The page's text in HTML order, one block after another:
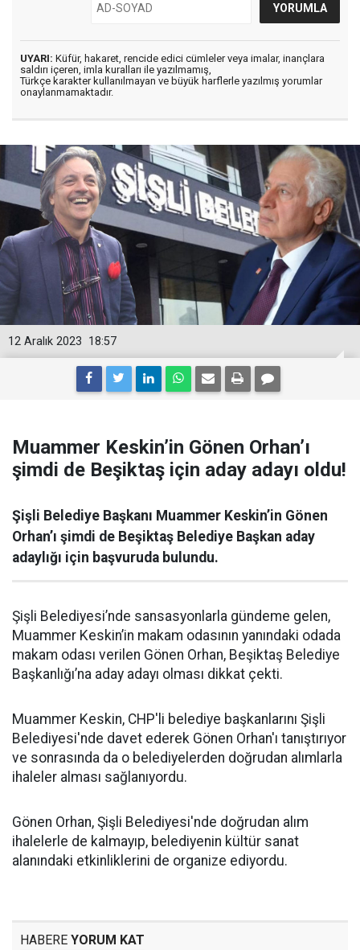
UYARI: Küfür, hakaret, rencide edici cümleler veya imalar, inançlara
saldırı içeren, imla kuralları ile yazılmamış,
Türkçe karakter kullanılmayan ve büyük harflerle yazılmış yorumlar
onaylanmamaktadır.
18:57
12 Aralık 2023
Muammer Keskin’in Gönen Orhan’ı
şimdi de Beşiktaş için aday adayı oldu!
Şişli Belediye Başkanı Muammer Keskin’in Gönen
Orhan’ı şimdi de Beşiktaş Belediye Başkan aday
adaylığı için başvuruda bulundu.
Şişli Belediyesi’nde sansasyonlarla gündeme gelen,
Muammer Keskin’in makam odasının yanındaki odada
makam odası verilen Gönen Orhan, Beşiktaş Belediye
Başkanlığı’na aday adayı olması dikkat çekti.
Muammer Keskin, CHP'li belediye başkanlarını Şişli
Belediyesi'nde davet ederek Gönen Orhan'ı tanıştırıyor
ve sonrasında da o belediyelerden doğrudan alımlarla
ihaleler alması sağlanıyordu.
Gönen Orhan, Şişli Belediyesi'nde doğrudan alım
ihalelerle de kalmayıp, belediyenin kültür sanat
alanındaki etkinliklerini de organize ediyordu.
HABERE YORUM KAT